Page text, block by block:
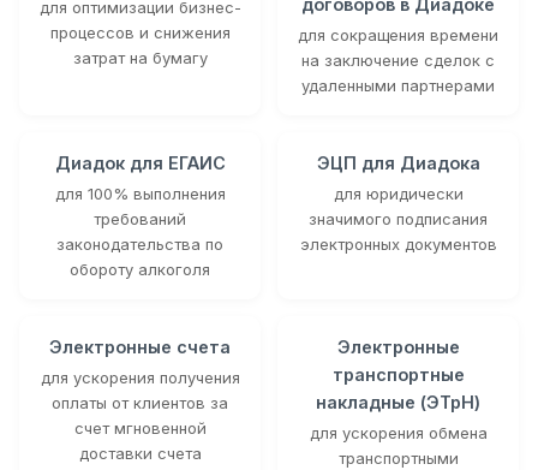
для оптимизации бизнес-
процессов и снижения
затрат на бумагу
для сокращения времени
на заключение сделок с
удаленными партнерами
Диадок для ЕГАИС
для 100% выполнения
требований
законодательства по
обороту алкоголя
ЭЦП для Диадока
для юридически
значимого подписания
электронных документов
Электронные счета
для ускорения получения
оплаты от клиентов за
счет мгновенной
доставки счета
Электронные
транспортные
накладные (ЭТрН)
для ускорения обмена
транспортными